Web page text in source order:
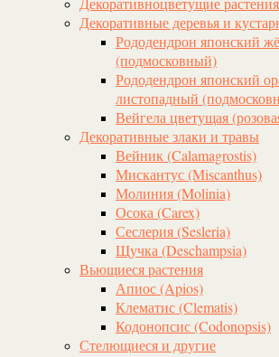
Декоративные деревья и
Рододендрон японский
(подмосковный)
Рододендрон японский
листопадный
Вейгела цветущая
Декоративные злаки и травы
Вейник (Calamagrostis)
Мискантус (Miscanthus)
Молиния (Molinia)
Осока (Carex)
Сеслерия (Sesleria)
Щучка (Deschampsia)
Вьющиеся растения
Апиос (Apios)
Клематис (Clematis)
Кодонопсис (Codonopsis)
Стелющиеся и другие